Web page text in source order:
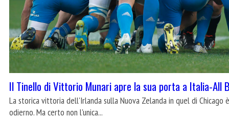
Il Tinello di Vittorio Munari apre la sua porta a Italia-All
La storica vittoria dell'Irlanda sulla Nuova Zelanda in quel di
odierno. Ma certo non l'unica...